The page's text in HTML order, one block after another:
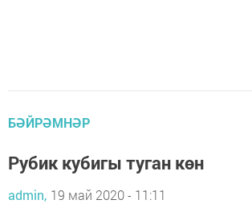
БӘЙРӘМНӘР
Рубик кубигы туган көн
admin, 19 май 2020 - 11:11